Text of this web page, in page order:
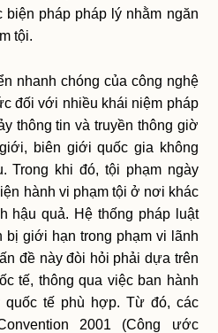
biện pháp pháp lý nhằm ngăn
tội.
nhanh chóng của công nghệ
đối với nhiều khái niệm pháp
thông tin và truyền thông giờ
biên giới quốc gia không
Trong khi đó, tội phạm ngày
hành vi phạm tội ở nơi khác
hậu quả. Hệ thống pháp luật
bị giới hạn trong phạm vi lãnh
đề này đòi hỏi phải dựa trên
tế, thông qua việc ban hành
quốc tế phù hợp. Từ đó, các
2001 (Công ước